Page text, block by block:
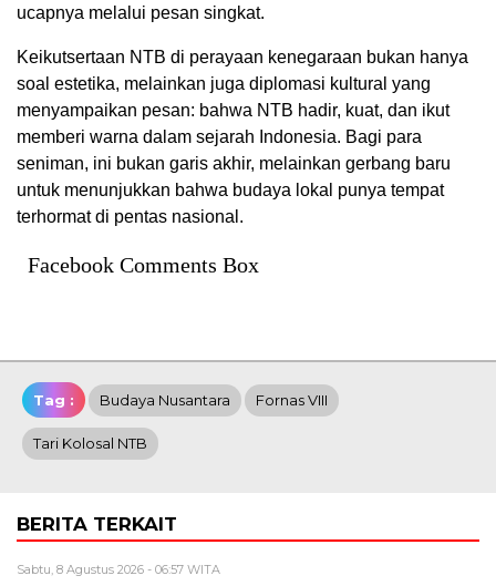
ucapnya melalui pesan singkat.
Keikutsertaan NTB di perayaan kenegaraan bukan hanya
soal estetika, melainkan juga diplomasi kultural yang
menyampaikan pesan: bahwa NTB hadir, kuat, dan ikut
memberi warna dalam sejarah Indonesia. Bagi para
seniman, ini bukan garis akhir, melainkan gerbang baru
untuk menunjukkan bahwa budaya lokal punya tempat
terhormat di pentas nasional.
Facebook Comments Box
Tag : Budaya Nusantara Fornas VIII
Tari Kolosal NTB
BERITA TERKAIT
Sabtu, 8 Agustus 2026 - 06:57 WITA